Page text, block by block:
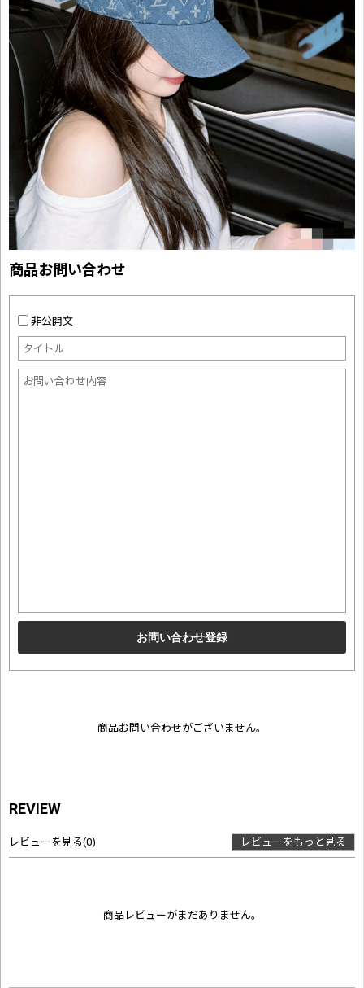
商品お問い合わせ
非公開文
商品お問い合わせがございません。
REVIEW
レビューを見る(0) レビューをもっと見る
商品レビューがまだありません。